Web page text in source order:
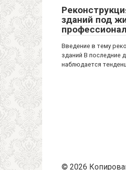
зданий под
Введение в тему
зданий В последние
наблюдается
© 2026